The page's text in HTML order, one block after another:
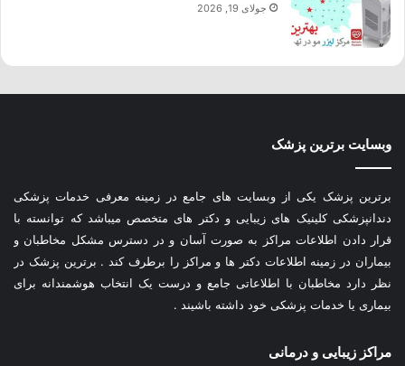
جولای 19, 2026
وبسایت برترین پزشک
برترین پزشک یکی از وبسایت های جامع در زمینه معرفی خدمات پزشکی
دندانپزشکی کلینیک های زیبایی و دکتر های متخصص میباشد که توانسته با
قرار دادن اطلاعات مراکز به صورت آسان و در دسترس مشکل مخاطبان و
بیماران در زمینه اطلاعات دکتر ها و مراکز را برطرف کند . برترین پزشک در
نظر دارد مخاطبان با اطلاعاتی جامع و درست یک انتخاب هوشمندانه برای
بیماری یا خدمات پزشکی خود داشته باشیند .
مراکز زیبایی و درمانی